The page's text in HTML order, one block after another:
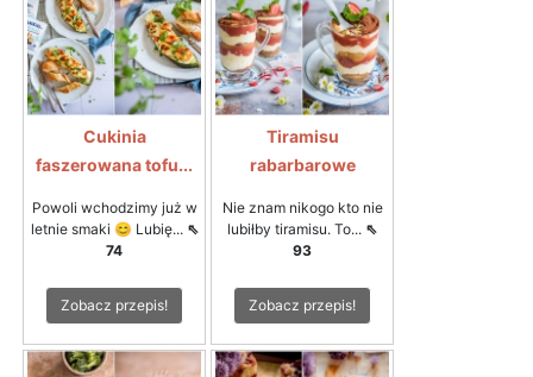
Cukinia
faszerowana tofu...
Powoli wchodzimy już w
letnie smaki 😊 Lubię... ⇖
74
Zobacz przepis!
Tiramisu
rabarbarowe
Nie znam nikogo kto nie
lubiłby tiramisu. To... ⇖
93
Zobacz przepis!